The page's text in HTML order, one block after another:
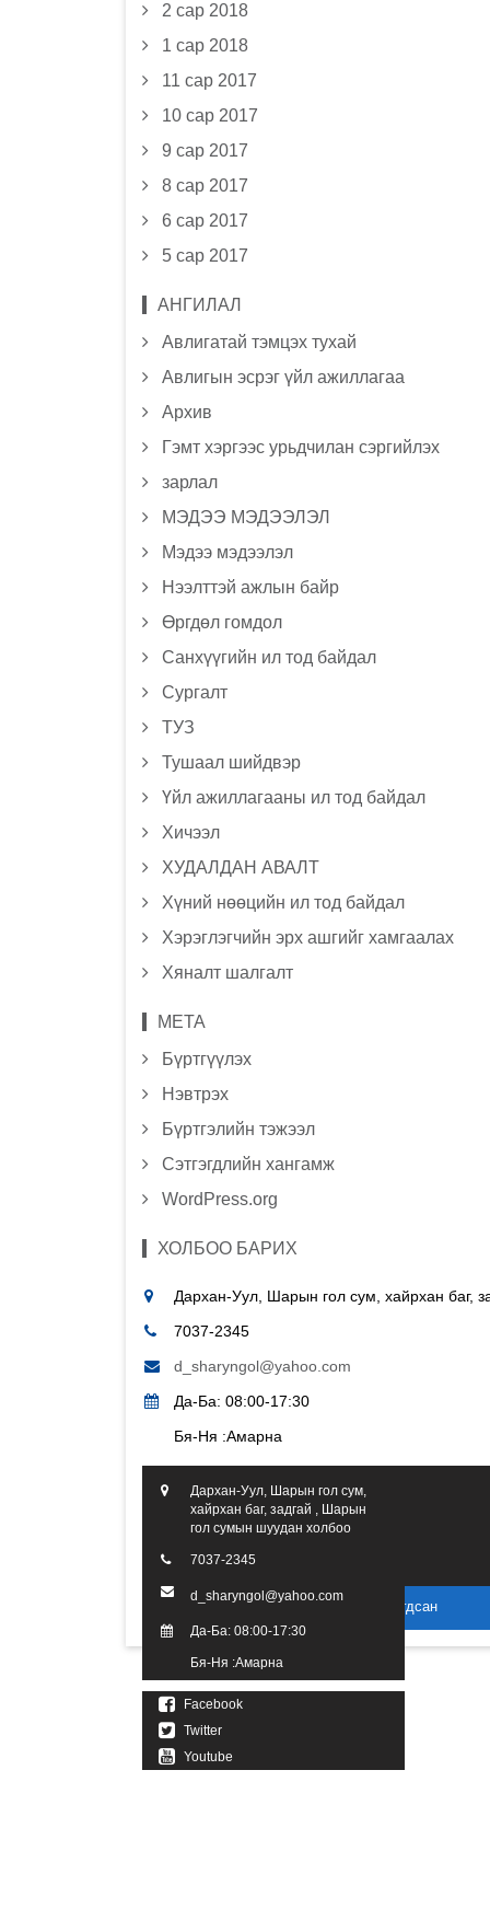
2 сар 2018
1 сар 2018
11 сар 2017
10 сар 2017
9 сар 2017
8 сар 2017
6 сар 2017
5 сар 2017
АНГИЛАЛ
Авлигатай тэмцэх тухай
Авлигын эсрэг үйл ажиллагаа
Архив
Гэмт хэргээс урьдчилан сэргийлэх
зарлал
МЭДЭЭ МЭДЭЭЛЭЛ
Мэдээ мэдээлэл
Нээлттэй ажлын байр
Өргдөл гомдол
Санхүүгийн ил тод байдал
Сургалт
ТУЗ
Тушаал шийдвэр
Үйл ажиллагааны ил тод байдал
Хичээл
ХУДАЛДАН АВАЛТ
Хүний нөөцийн ил тод байдал
Хэрэглэгчийн эрх ашгийг хамгаалах
Хяналт шалгалт
МЕТА
Бүртгүүлэх
Нэвтрэх
Бүртгэлийн тэжээл
Сэтгэгдлийн хангамж
WordPress.org
ХОЛБОО БАРИХ
Дархан-Уул, Шарын гол сум, хайрхан баг,
7037-2345
d_sharyngol@yahoo.com
Да-Ба: 08:00-17:30
Бя-Ня :Амарна
Дархан-Уул, Шарын гол сум,
хайрхан баг, задгай , Шарын
гол сумын шуудан холбоо
7037-2345
d_sharyngol@yahoo.com
Да-Ба: 08:00-17:30
Бя-Ня :Амарна
Facebook
Twitter
Youtube
2016 он. Бүх эрх хуулиар хамгаалагдсан